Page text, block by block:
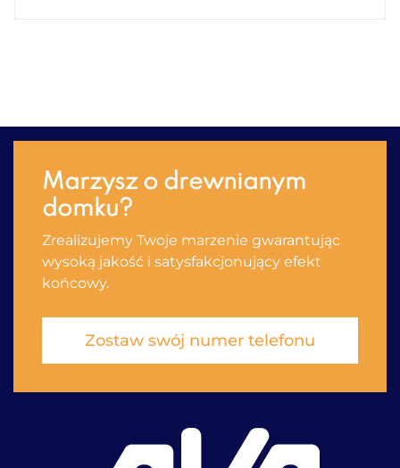
Marzysz o drewnianym
domku?
Zrealizujemy Twoje marzenie gwarantując
wysoką jakość i satysfakсjonujący efekt
końcowy.
Zostaw swój numer telefonu